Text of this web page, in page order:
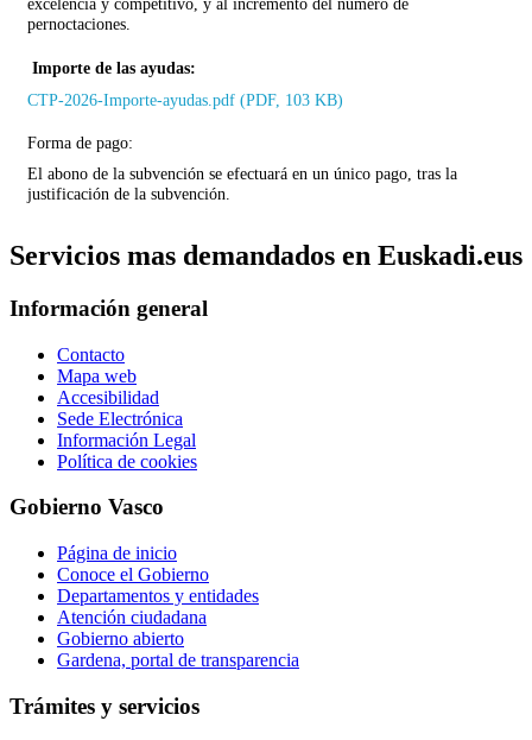
pernoctaciones.
Importe de las ayudas:
CTP-2026-Importe-ayudas.pdf (PDF, 103 KB)
Forma de pago:
El abono de la subvención se efectuará en un único pago, tras la
justificación de la subvención.
Servicios mas demandados en Euskadi.eus
Información general
Contacto
Mapa web
Accesibilidad
Sede Electrónica
Información Legal
Política de cookies
Gobierno Vasco
Página de inicio
Conoce el Gobierno
Departamentos y entidades
Atención ciudadana
Gobierno abierto
Gardena, portal de transparencia
Trámites y servicios